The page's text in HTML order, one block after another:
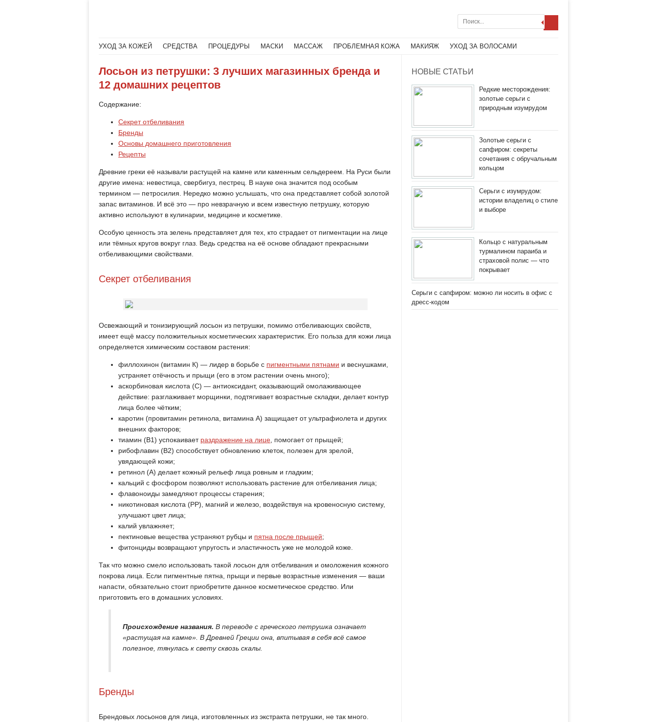
УХОД ЗА КОЖЕЙ СРЕДСТВА ПРОЦЕДУРЫ МАСКИ МАССАЖ ПРОБЛЕМНАЯ КОЖА МАКИЯЖ УХОД ЗА ВОЛОСАМИ
Лосьон из петрушки: 3 лучших магазинных бренда и
12 домашних рецептов
Содержание:
Секрет отбеливания
Бренды
Основы домашнего приготовления
Рецепты
Древние греки её называли растущей на камне или каменным сельдереем. На Руси были
другие имена: невестица, свербигуз, пестрец. В науке она значится под особым
термином — петросилия. Нередко можно услышать, что она представляет собой золотой
запас витаминов. И всё это — про невзрачную и всем известную петрушку, которую
активно используют в кулинарии, медицине и косметике.
Особую ценность эта зелень представляет для тех, кто страдает от пигментации на лице
или тёмных кругов вокруг глаз. Ведь средства на её основе обладают прекрасными
отбеливающими свойствами.
Секрет отбеливания
Освежающий и тонизирующий лосьон из петрушки, помимо отбеливающих свойств,
имеет ещё массу положительных косметических характеристик. Его польза для кожи лица
определяется химическим составом растения:
филлохинон (витамин К) — лидер в борьбе с пигментными пятнами и веснушками,
устраняет отёчность и прыщи (его в этом растении очень много);
аскорбиновая кислота (С) — антиоксидант, оказывающий омолаживающее
действие: разглаживает морщинки, подтягивает возрастные складки, делает контур
лица более чётким;
каротин (провитамин ретинола, витамина А) защищает от ультрафиолета и других
внешних факторов;
тиамин (В1) успокаивает раздражение на лице , помогает от прыщей;
рибофлавин (В2) способствует обновлению клеток, полезен для зрелой,
увядающей кожи;
ретинол (А) делает кожный рельеф лица ровным и гладким;
кальций с фосфором позволяют использовать растение для отбеливания лица;
флавоноиды замедляют процессы старения;
никотиновая кислота (РР), магний и железо, воздействуя на кровеносную систему,
улучшают цвет лица;
калий увлажняет;
пектиновые вещества устраняют рубцы и пятна после прыщей;
фитонциды возвращают упругость и эластичность уже не молодой коже.
Так что можно смело использовать такой лосьон для отбеливания и омоложения кожного
покрова лица. Если пигментные пятна, прыщи и первые возрастные изменения — ваши
напасти, обязательно стоит приобретите данное косметическое средство. Или
приготовить его в домашних условиях.
Происхождение названия. В переводе с греческого петрушка означает
«растущая на камне». В Древней Греции она, впитывая в себя всё самое
полезное, тянулась к свету сквозь скалы.
Бренды
Брендовых лосьонов для лица, изготовленных из экстракта петрушки, не так много.
НОВЫЕ СТАТЬИ
Редкие месторождения:
золотые серьги с
природным изумрудом
Золотые серьги с
сапфиром: секреты
сочетания с обручальным
кольцом
Серьги с изумрудом:
истории владелиц о стиле
и выборе
Кольцо с натуральным
турмалином параиба и
страховой полис — что
покрывает
Серьги с сапфиром: можно ли носить в офис с
дресс-кодом